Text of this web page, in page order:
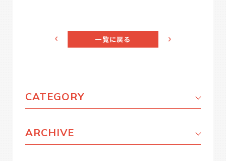
一覧に戻る
CATEGORY
ARCHIVE